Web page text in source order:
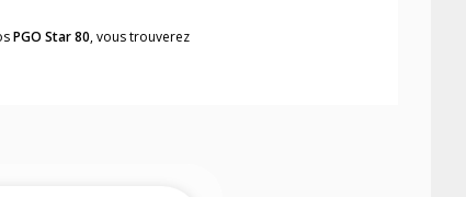
PGO Star 80, vous trouverez
dans le carnet de bord de